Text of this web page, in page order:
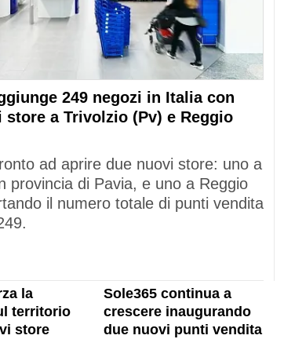
249 negozi in Italia con
store a Trivolzio (Pv) e Reggio
ad aprire due nuovi store: uno a
provincia di Pavia, e uno a Reggio
il numero totale di punti vendita
la
territorio
store
Sole365 continua a
crescere inaugurando
due nuovi punti vendita